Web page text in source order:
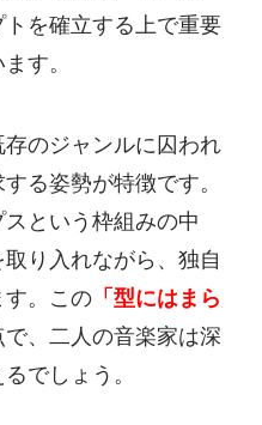
を確立する上で重要
す。
のジャンルに囚われ
る姿勢が特徴です。
という枠組みの中
り入れながら、独自
す。この「型にはまら
で、二人の音楽家は深
でしょう。